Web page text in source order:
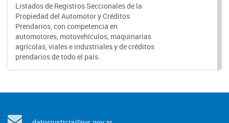
Listados de Registros Seccionales de la
Propiedad del Automotor y Créditos
Prendarios, con competencia en
automotores, motovehículos, maquinarias
agrícolas, viales e industriales y de créditos
prendarios de todo el país.